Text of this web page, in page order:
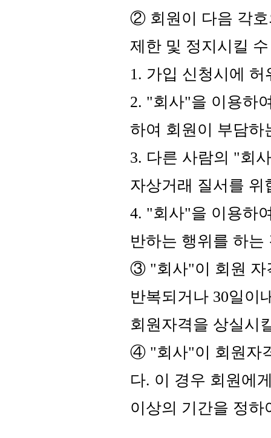
② 회원이 다음 각호
제한 및 정지시킬
1. 가입 신청시에
2. "회사"을 이용하
하여 회원이 부담하
3. 다른 사람의 "회
자상거래 질서를 위
4. "회사"을 이용하
반하는 행위를 하는
③ "회사"이 회원 자
반복되거나 30일이
회원자격을 상실시
④ "회사"이 회원자
다. 이 경우 회원에
이상의 기간을 정